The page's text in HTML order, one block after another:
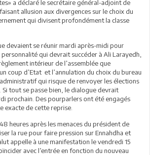
a déclaré le secrétaire général-adjoint de
allusion aux divergences sur le choix du
qui divisent profondément la classe
devaient se réunir mardi après-midi pour
qui devrait succéder à Ali Larayedh,
intérieur de l’assemblée que
coup d’Etat et l’annulation du choix du bureau
administratif qui risque de renvoyer les élections
Si tout se passe bien, le dialogue devrait
prochain. Des pourparlers ont été engagés
exacte de cette reprise.
heures après les menaces du président de
la rue pour faire pression sur Ennahdha et
appelle à une manifestation le vendredi 15
avec l’entrée en fonction du nouveau